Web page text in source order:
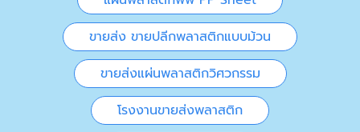
ขายส่ง ขายปลีกพลาสติกแบบม้วน
ขายส่งแผ่นพลาสติกวิศวกรรม
โรงงานขายส่งพลาสติก